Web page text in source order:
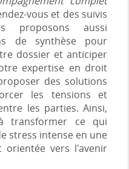
vous et des suivis
proposons aussi
de synthèse pour
dossier et anticiper
expertise en droit
des solutions
les tensions et
les parties. Ainsi,
transformer ce qui
stress intense en une
orientée vers l'avenir